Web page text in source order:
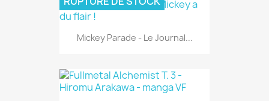
Mickey Parade - Le Journal...